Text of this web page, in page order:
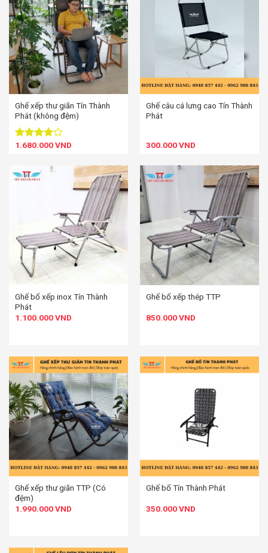
Ghế xếp thư giãn Tín Thành
Phát (không đệm)
Được
sao
1.680.000VND
Ghế câu cá lưng cao Tín Thành
Phát
300.000VND
Ghế bố xếp inox Tín Thành
Phát
1.100.000VND
Ghế bố xếp thép TTP
850.000VND
Ghế xếp thư giãn TTP (Có
đệm)
1.990.000VND
Ghế bố Tín Thành Phát
350.000VND